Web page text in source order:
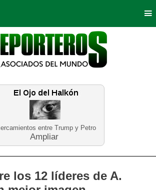
entre Trump y Petro
Ampliar
Opinión Bogotá
Planeta Tierra Deportes
Educación Neira
los 12 líderes de A.